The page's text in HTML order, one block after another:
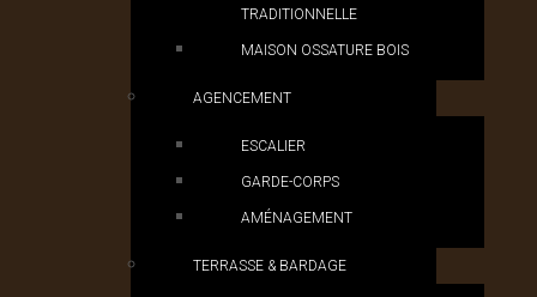
TRADITIONNELLE
MAISON OSSATURE BOIS
AGENCEMENT
ESCALIER
GARDE-CORPS
AMÉNAGEMENT
TERRASSE & BARDAGE